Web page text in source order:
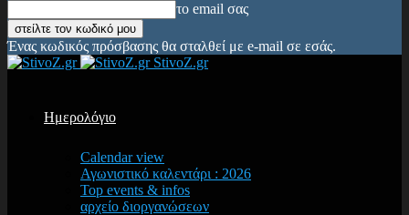
το email σας
Ένας κωδικός πρόσβασης θα σταλθεί με e-mail σε εσάς.
StivoZ.gr
Ημερολόγιο
Calendar view
Αγωνιστικό καλεντάρι : 2026
Top events & infos
αρχείο διοργανώσεων